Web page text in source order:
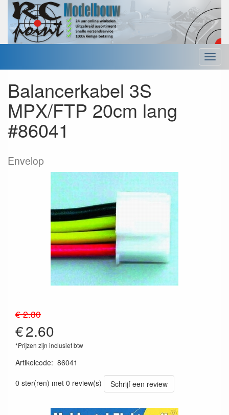
Menu
Balancerkabel 3S
MPX/FTP 20cm lang
#86041
Envelop
€ 2.80
€2.60
*Prijzen zijn inclusief btw
Artikelcode: 86041
0 ster(ren) met 0 review(s)
Schrijf een review